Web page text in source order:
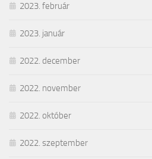
2023. február
2023. január
2022. december
2022. november
2022. október
2022. szeptember